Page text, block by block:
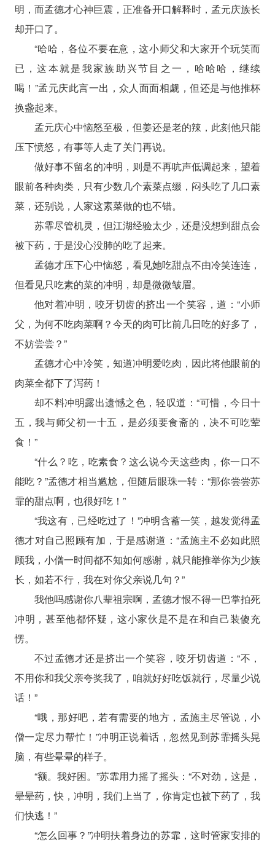
明，而孟德才心神巨震，正准备开口解释时，孟元庆族长
却开口了。
“哈哈，各位不要在意，这小师父和大家开个玩笑而
已，这本就是我家族助兴节目之一，哈哈哈，继续
喝！”孟元庆此言一出，众人面面相觑，但还是与他推杯
换盏起来。
孟元庆心中恼怒至极，但姜还是老的辣，此刻他只能
压下愤怒，有事等人走了关门再说。
做好事不留名的冲明，则是不再吭声低调起来，望着
眼前各种肉类，只有少数几个素菜点缀，闷头吃了几口素
菜，还别说，人家这素菜做的也不错。
苏霏尽管机灵，但江湖经验太少，还是没想到甜点会
被下药，于是没心没肺的吃了起来。
孟德才压下心中恼怒，看见她吃甜点不由冷笑连连，
但看见只吃素的菜的冲明，却是微微皱眉。
他对着冲明，咬牙切齿的挤出一个笑容，道：“小师
父，为何不吃肉菜啊？今天的肉可比前几日吃的好多了，
不妨尝尝？”
孟德才心中冷笑，知道冲明爱吃肉，因此将他眼前的
肉菜全都下了泻药！
却不料冲明露出遗憾之色，轻叹道：“可惜，今日十
五，我与师父初一十五，是必须要食斋的，决不可吃荤
食！”
“什么？吃，吃素食？这么说今天这些肉，你一口不
能吃？”孟德才相当尴尬，但随后眼珠一转：“那你尝尝苏
霏的甜点啊，也很好吃！”
“我这有，已经吃过了！”冲明含蓄一笑，越发觉得孟
德才对自己照顾有加，于是感谢道：“孟施主不必如此照
顾我，小僧一时间都不知如何感谢，就只能推举你为少族
长，如若不行，我在对你父亲说几句？”
我他吗感谢你八辈祖宗啊，孟德才恨不得一巴掌拍死
冲明，甚至他都怀疑，这小家伙是不是在和自己装傻充
愣。
不过孟德才还是挤出一个笑容，咬牙切齿道：“不，
不用你和我父亲夸奖我了，咱就好好吃饭就行，尽量少说
话！”
“哦，那好吧，若有需要的地方，孟施主尽管说，小
僧一定尽力帮忙！”冲明正说着话，忽然见到苏霏摇头晃
脑，有些晕晕的样子。
“额。我好困。”苏霏用力摇了摇头：“不对劲，这是，
晕晕药，快，冲明，我们上当了，你肯定也被下药了，我
们快逃！”
“怎么回事？”冲明扶着身边的苏霏，这时管家安排的